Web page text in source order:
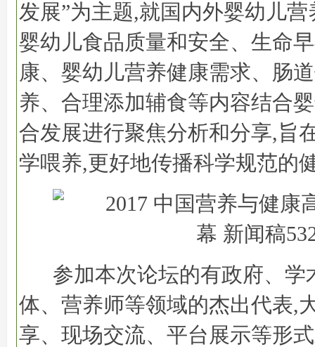
发展”为主题,就国内外婴幼儿
婴幼儿食品质量和安全、生命
康、婴幼儿营养健康需求、肠
养、合理添加辅食等内容结合
合发展进行聚焦分析和分享,旨
学喂养,更好地传播科学规范的
参加本次论坛的有政府、学
体、营养师等领域的杰出代表,
享、现场交流、平台展示等形